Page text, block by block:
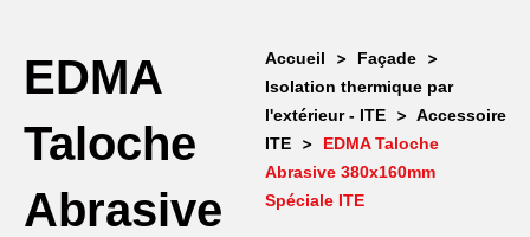
EDMA
Taloche
Abrasive
Accueil > Façade >
Isolation thermique par
l'extérieur - ITE
> Accessoire
ITE
>
EDMA Taloche
Abrasive 380x160mm
Spéciale ITE